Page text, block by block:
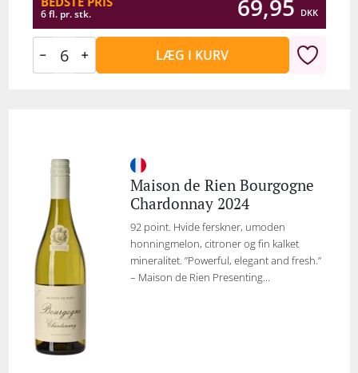
6 fl. pr. stk. 69,95 DKK
LÆG I KURV
Maison de Rien Bourgogne
Chardonnay 2024
92 point. Hvide ferskner, umoden
honningmelon, citroner og fin kalket
mineralitet. ”Powerful, elegant and fresh.”
– Maison de Rien Presenting...